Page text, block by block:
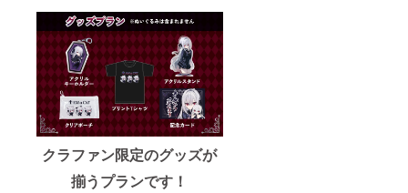
クラファン限定のグッズが
揃うプランです！